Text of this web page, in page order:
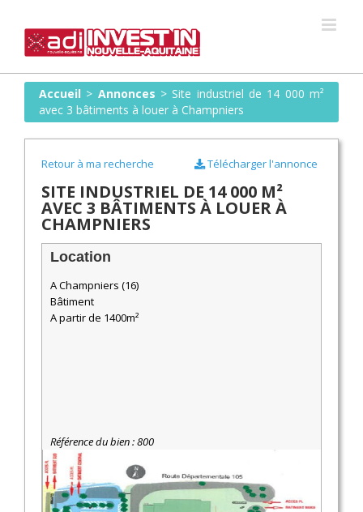
content
Accueil > Annonces > Site industriel de 14 000 m²
avec 3 bâtiments à louer à Champniers
Retour à ma recherche
SITE INDUSTRIEL DE 14 000 M²
AVEC 3 BÂTIMENTS À LOUER À
CHAMPNIERS
Télécharger l'annonce
Location
A Champniers (16)
Bâtiment
A partir de 1400m²
Référence du bien : 800